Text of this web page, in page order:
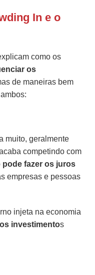
In e o
como os
os
de maneiras bem
muito, geralmente
competindo com
pode fazer os juros
empresas e pessoas
injeta na economia
investimentos